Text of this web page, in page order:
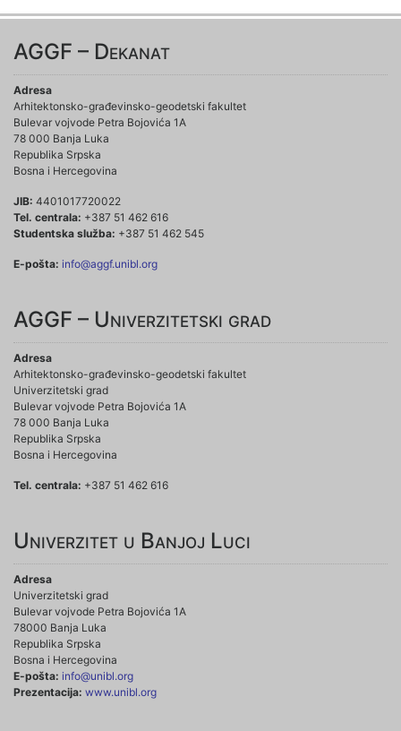
AGGF – Dekanat
Adresa
Arhitektonsko-građevinsko-geodetski fakultet
Bulevar vojvode Petra Bojovića 1A
78 000 Banja Luka
Republika Srpska
Bosna i Hercegovina
JIB: 4401017720022
Tel. centrala: +387 51 462 616
Studentska služba: +387 51 462 545
E-pošta: info@aggf.unibl.org
AGGF – Univerzitetski grad
Adresa
Arhitektonsko-građevinsko-geodetski fakultet
Univerzitetski grad
Bulevar vojvode Petra Bojovića 1A
78 000 Banja Luka
Republika Srpska
Bosna i Hercegovina
Tel. centrala: +387 51 462 616
Univerzitet u Banjoj Luci
Adresa
Univerzitetski grad
Bulevar vojvode Petra Bojovića 1A
78000 Banja Luka
Republika Srpska
Bosna i Hercegovina
E-pošta: info@unibl.org
Prezentacija: www.unibl.org